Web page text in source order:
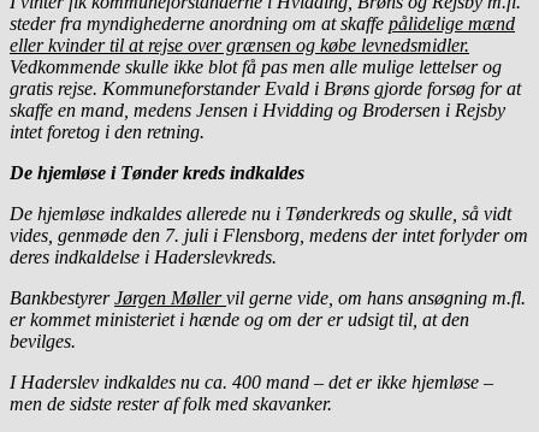
steder fra myndighederne anordning om at skaffe pålidelige mænd
eller kvinder til at rejse over grænsen og købe levnedsmidler.
Vedkommende skulle ikke blot få pas men alle mulige lettelser og
gratis rejse. Kommuneforstander Evald i Brøns gjorde forsøg for at
skaffe en mand, medens Jensen i Hvidding og Brodersen i Rejsby
intet foretog i den retning.
De hjemløse i Tønder kreds indkaldes
De hjemløse indkaldes allerede nu i Tønderkreds og skulle, så vidt
vides, genmøde den 7. juli i Flensborg, medens der intet forlyder om
deres indkaldelse i Haderslevkreds.
BankbestyrerJørgen Møllervil gerne vide, om hans ansøgning m.fl.
er kommet ministeriet i hænde og om der er udsigt til, at den
bevilges.
I Haderslev indkaldes nu ca. 400 mand – det er ikke hjemløse –
men de sidste rester af folk med skavanker.